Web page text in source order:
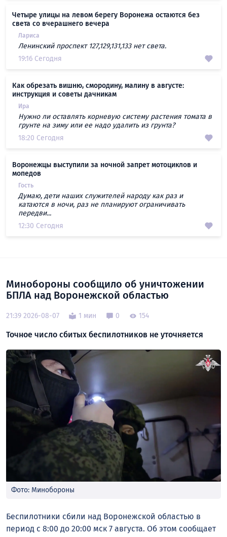
Четыре улицы на левом берегу Воронежа остаются без
света со вчерашнего вечера
Лариса
Ленинский проспект 127,129,131,133 нет света.
19:16 Сегодня
Как обрезать вишню, смородину, малину в августе:
инструкция и советы дачникам
Ира
Нужно ли оставлять корневую систему растения томата в
грунте на зиму или ее надо удалить из грунта?
18:20 Сегодня
Воронежцы выступили за ночной запрет мотоциклов и
мопедов
Гость
Думаю, дети наших служителей народу как раз и
катаются в ночи, раз не планируют ограничивать
передви...
12:30 Сегодня
Минобороны сообщило об уничтожении
БПЛА над Воронежской областью
21:39 2026-08-07 1 мин 0 154
Точное число сбитых беспилотников не уточняется
Фото: Минобороны
Беспилотники сбили над Воронежской областью в
период с 8:00 до 20:00 мск 7 августа. Об этом сообщает